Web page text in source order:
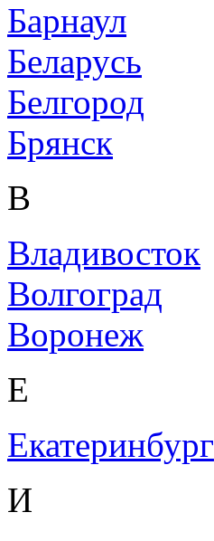
Барнаул
Беларусь
Белгород
Брянск
В
Владивосток
Волгоград
Воронеж
Е
Екатеринбург
И